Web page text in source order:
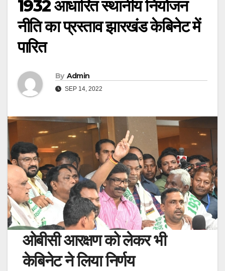
1932 आधारित स्थानीय नियोजन
नीति का प्रस्ताव झारखंड केबिनेट में
पारित
By Admin
SEP 14, 2022
ओबीसी आरक्षण को लेकर भी
केबिनेट ने लिया निर्णय